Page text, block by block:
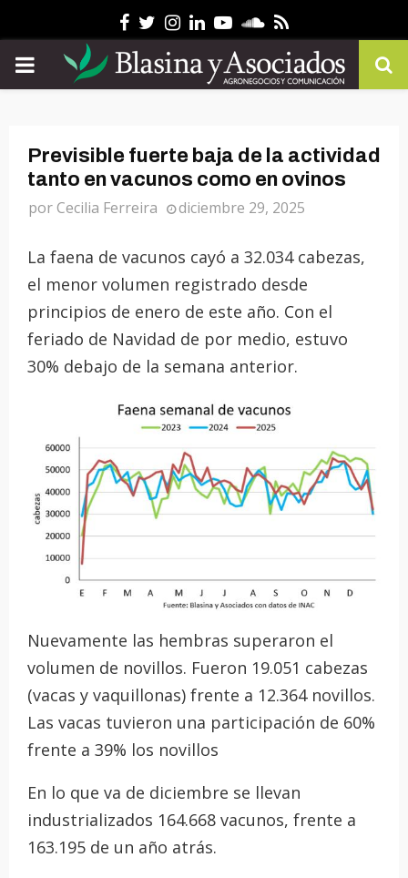
Facebook
Twitter
Instagram
Linkedin
YoutubeSoundcloud
Rss
PRIMARY
Previsible fuerte baja de la actividad
tanto en vacunos como en ovinos
porCecilia Ferreira diciembre 29, 2025
La faena de vacunos cayó a 32.034 cabezas,
el menor volumen registrado desde
principios de enero de este año. Con el
feriado de Navidad de por medio, estuvo
30% debajo de la semana anterior.
Nuevamente las hembras superaron el
volumen de novillos. Fueron 19.051 cabezas
(vacas y vaquillonas) frente a 12.364 novillos.
Las vacas tuvieron una participación de 60%
frente a 39% los novillos
En lo que va de diciembre se llevan
industrializados 164.668 vacunos, frente a
163.195 de un año atrás.